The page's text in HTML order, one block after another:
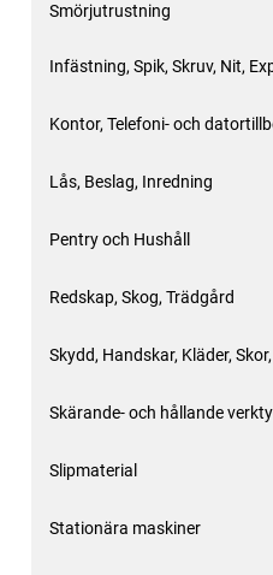
Smörjutrustning
Infästning, Spik, Skruv, Nit,
Kontor, Telefoni- och
Lås, Beslag, Inredning
Pentry och Hushåll
Redskap, Skog, Trädgård
Skydd, Handskar, Kläder,
Skärande- och hållande
Slipmaterial
Stationära maskiner